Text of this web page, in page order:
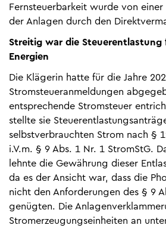
Fernsteuerbarkeit wurde von einer
der Anlagen durch den
Streitig war die Steuerentlastung
Energien
Die Klägerin hatte für die Jahre
Stromsteueranmeldungen
entsprechende Stromsteuer
stellte sie
selbstverbrauchten Strom nach §
i.V.m. § 9 Abs. 1 Nr. 1 StromStG.
lehnte die Gewährung dieser
da es der Ansicht war, dass die
nicht den Anforderungen des § 9
genügten. Die
Stromerzeugungseinheiten an